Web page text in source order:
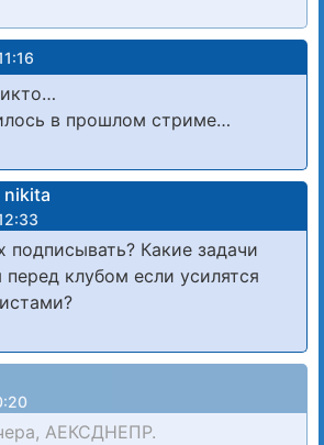
в прошлом стриме…
nikita
подписывать? Какие задачи
перед клубом если усилятся
АЕКСДНЕПР.